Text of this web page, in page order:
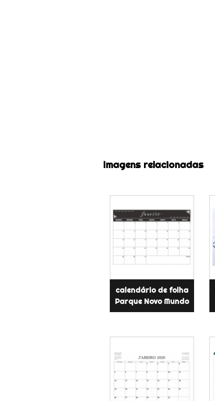
Imagens relacionadas
calendário de folha
Parque Novo Mundo